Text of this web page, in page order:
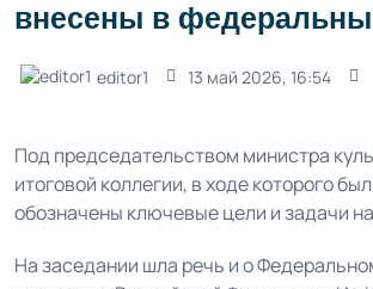
внесены в
editor1 13 май 2026, 16:54
Под председательством министра
итоговой коллегии, в ходе которого
обозначены ключевые цели и задачи
На заседании шла речь и о